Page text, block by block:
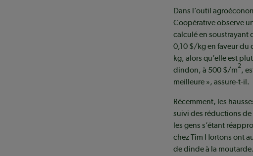
Dans l’outil
Coopérative observe
calculé en soustrayant
0,10 $/kg en faveur du
kg, alors qu’elle est
dindon, à 500 $/m2,
meilleure », assure-t-il.
Récemment, les
suivi des réductions
les gens s’étant
chez Tim Hortons ont
de dinde à la moutarde.